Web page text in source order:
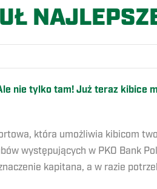
nie tylko tam! Już teraz kibice
która umożliwia kibicom
występujących w PKO Bank
kapitana, a w razie